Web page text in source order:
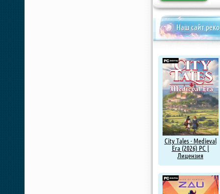
Наш сайт
City Tales - Medieval
Era (2026) PC |
Лицензия